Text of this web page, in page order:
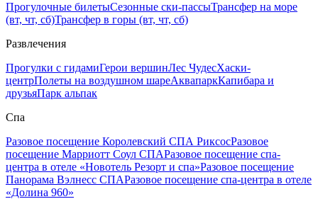
Прогулочные билетыСезонные ски-пассыТрансфер на море
(вт, чт, сб)Трансфер в горы (вт, чт, сб)
Развлечения
Прогулки с гидамиГерои вершинЛес ЧудесХаски-
центрПолеты на воздушном шареАквапаркКапибара и
друзьяПарк альпак
Спа
Разовое посещение Королевский СПА РиксосРазовое
посещение Марриотт Соул СПАРазовое посещение спа-
центра в отеле «Новотель Резорт и спа»Разовое посещение
Панорама Вэлнесс СПАРазовое посещение спа-центра в отеле
«Долина 960»